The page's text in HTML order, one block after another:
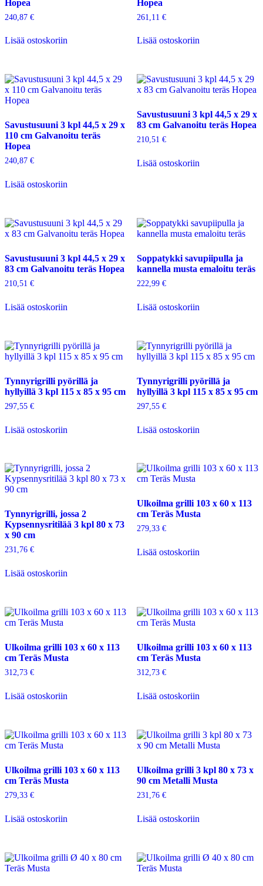
Hopea
240,87 €
Lisää ostoskoriin
Hopea
261,11 €
Lisää ostoskoriin
Savustusuuni 3 kpl 44,5 x 29 x
110 cm Galvanoitu teräs
Hopea
240,87 €
Lisää ostoskoriin
Savustusuuni 3 kpl 44,5 x 29 x
83 cm Galvanoitu teräs Hopea
210,51 €
Lisää ostoskoriin
Savustusuuni 3 kpl 44,5 x 29 x
83 cm Galvanoitu teräs Hopea
210,51 €
Lisää ostoskoriin
Soppatykki savupiipulla ja
kannella musta emaloitu teräs
222,99 €
Lisää ostoskoriin
Tynnyrigrilli pyörillä ja
hyllyillä 3 kpl 115 x 85 x 95 cm
297,55 €
Lisää ostoskoriin
Tynnyrigrilli pyörillä ja
hyllyillä 3 kpl 115 x 85 x 95 cm
297,55 €
Lisää ostoskoriin
Tynnyrigrilli, jossa 2
Kypsennysritilää 3 kpl 80 x 73
x 90 cm
231,76 €
Lisää ostoskoriin
Ulkoilma grilli 103 x 60 x 113
cm Teräs Musta
279,33 €
Lisää ostoskoriin
Ulkoilma grilli 103 x 60 x 113
cm Teräs Musta
312,73 €
Lisää ostoskoriin
Ulkoilma grilli 103 x 60 x 113
cm Teräs Musta
312,73 €
Lisää ostoskoriin
Ulkoilma grilli 103 x 60 x 113
cm Teräs Musta
279,33 €
Lisää ostoskoriin
Ulkoilma grilli 3 kpl 80 x 73 x
90 cm Metalli Musta
231,76 €
Lisää ostoskoriin